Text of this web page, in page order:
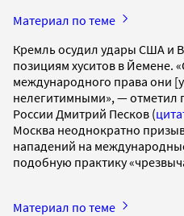
Материал по теме
Кремль осудил удары США и
позициям хуситов в Йемене.
международного права они
нелегитимными», — отметил
России Дмитрий Песков (
Москва неоднократно
нападений на
подобную практику
Материал по теме